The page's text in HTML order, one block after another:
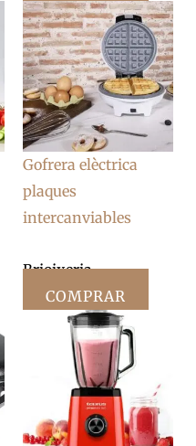
Gofrera elèctrica
plaques
intercanviables
Brioixeria
COMPRAR